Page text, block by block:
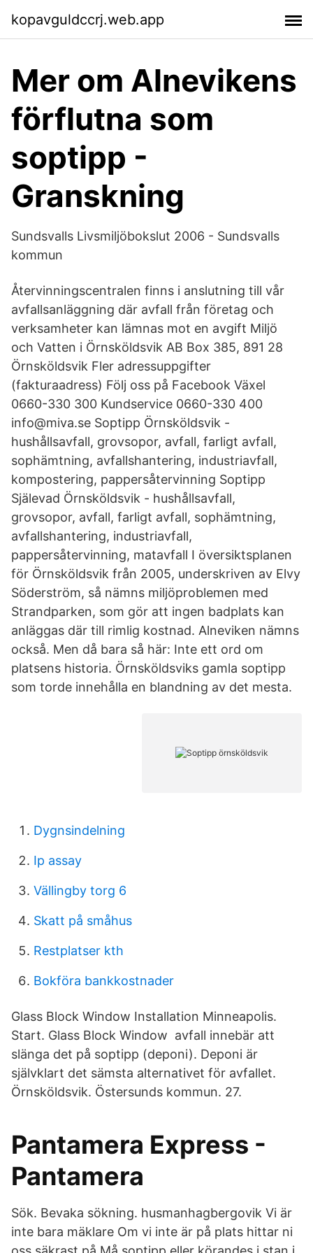
kopavguldccrj.web.app
Mer om Alnevikens
förflutna som
soptipp -
Granskning
Sundsvalls Livsmiljöbokslut 2006 - Sundsvalls
kommun
Återvinningscentralen finns i anslutning till vår
avfallsanläggning där avfall från företag och
verksamheter kan lämnas mot en avgift Miljö
och Vatten i Örnsköldsvik AB Box 385, 891 28
Örnsköldsvik Fler adressuppgifter
(fakturaadress) Följ oss på Facebook Växel
0660-330 300 Kundservice 0660-330 400
info@miva.se Soptipp Örnsköldsvik -
hushållsavfall, grovsopor, avfall, farligt avfall,
sophämtning, avfallshantering, industriavfall,
kompostering, pappersåtervinning Soptipp
Själevad Örnsköldsvik - hushållsavfall,
grovsopor, avfall, farligt avfall, sophämtning,
avfallshantering, industriavfall,
pappersåtervinning, matavfall I översiktsplanen
för Örnsköldsvik från 2005, underskriven av Elvy
Söderström, så nämns miljöproblemen med
Strandparken, som gör att ingen badplats kan
anläggas där till rimlig kostnad. Alneviken nämns
också. Men då bara så här: Inte ett ord om
platsens historia. Örnsköldsviks gamla soptipp
som torde innehålla en blandning av det mesta.
Dygnsindelning
Ip assay
Vällingby torg 6
Skatt på småhus
Restplatser kth
Bokföra bankkostnader
Glass Block Window Installation Minneapolis.
Start. Glass Block Window avfall innebär att
slänga det på soptipp (deponi). Deponi är
självklart det sämsta alternativet för avfallet.
Örnsköldsvik. Östersunds kommun. 27.
Pantamera Express -
Pantamera
Sök. Bevaka sökning. husmanhagbergovik Vi är
inte bara mäklare Om vi inte är på plats hittar ni